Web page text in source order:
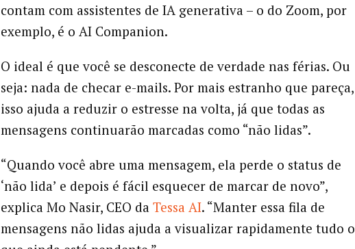
contam com assistentes de IA generativa – o do Zoom, por
exemplo, é o AI Companion.
O ideal é que você se desconecte de verdade nas férias. Ou
seja: nada de checar e-mails. Por mais estranho que pareça,
isso ajuda a reduzir o estresse na volta, já que todas as
mensagens continuarão marcadas como “não lidas”.
“Quando você abre uma mensagem, ela perde o status de
‘não lida’ e depois é fácil esquecer de marcar de novo”,
explica Mo Nasir, CEO da Tessa AI. “Manter essa fila de
mensagens não lidas ajuda a visualizar rapidamente tudo o